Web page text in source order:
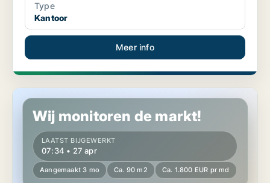
Type
Kantoor
Meer info
Winkel in Klosterneuburg, Niederösterreich
Wij monitoren de markt!
LAATST BIJGEWERKT
07:34 • 27 apr
Aangemaakt 3 mo Ca. 90 m2 Ca. 1.800 EUR pr md